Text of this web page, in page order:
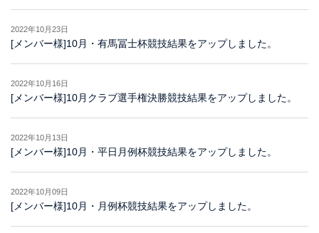
2022年10月23日
[メンバー様]10月・有馬冨士杯競技結果をアップしました。
2022年10月16日
[メンバー様]10月クラブ選手権決勝競技結果をアップしました。
2022年10月13日
[メンバー様]10月・平日月例杯競技結果をアップしました。
2022年10月09日
[メンバー様]10月・月例杯競技結果をアップしました。